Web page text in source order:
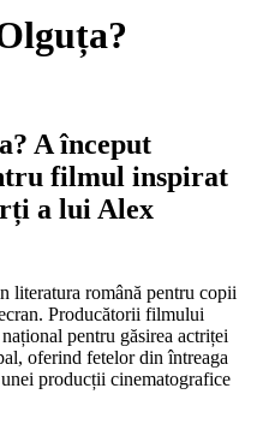
A început
filmul inspirat
a lui Alex
literatura română pentru copii
Producătorii filmului
pentru găsirea actriței
oferind fetelor din întreaga
producții cinematografice